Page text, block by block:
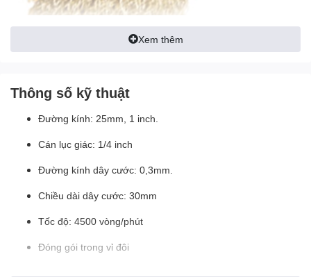
Xem thêm
Thông số kỹ thuật
Đường kính: 25mm, 1 inch.
Cán lục giác: 1/4 inch
Đường kính dây cước: 0,3mm.
Chiều dài dây cước: 30mm
Tốc độ: 4500 vòng/phút
Đóng gói trong vỉ đôi